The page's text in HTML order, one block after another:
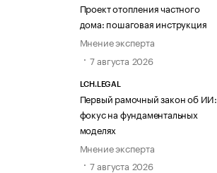
Проект отопления частного
дома: пошаговая инструкция
Мнение эксперта
7 августа 2026
LCH.LEGAL
Первый рамочный закон об ИИ:
фокус на фундаментальных
моделях
Мнение эксперта
7 августа 2026